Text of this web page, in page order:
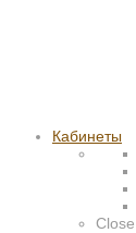
Кабинеты
Close